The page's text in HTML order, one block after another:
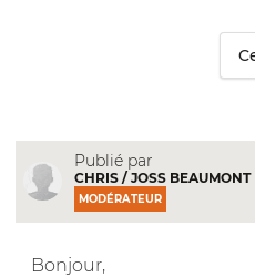
Publié par
CHRIS / JOSS BEAUMONT
MODÉRATEUR
Bonjour,